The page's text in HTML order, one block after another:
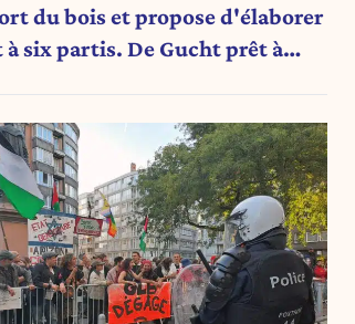
du bois et propose d'élaborer
six partis. De Gucht prêt à